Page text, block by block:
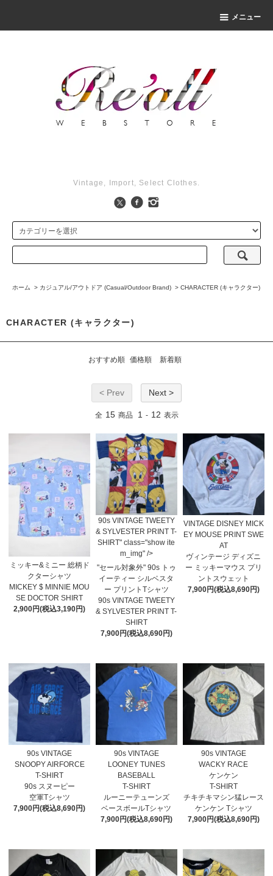
メニュー
Vintage, Import, Select Clothes.
ホーム > カジュアル/アウトドア (Casual/Outdoor Brand) > CHARACTER (キャラクター)
CHARACTER (キャラクター)
おすすめ順 価格順 新着順
< Prev Next >
全 15 商品 1 - 12 表示
ミッキー&ミニー 総柄ド
クターシャツ
MICKEY $ MINNIE MOU
SE DOCTOR SHIRT
2,900円(税込3,190円)
90s VINTAGE TWEETY
& SYLVESTER PRINT T-
SHIRT" class="show ite
m_img" />
"セール対象外" 90s トゥ
イーティー シルベスタ
ー プリントTシャツ
90s VINTAGE TWEETY
& SYLVESTER PRINT T-
SHIRT
7,900円(税込8,690円)
VINTAGE DISNEY MICK
EY MOUSE PRINT SWE
AT
ヴィンテージ ディズニ
ー ミッキーマウス プリ
ントスウェット
7,900円(税込8,690円)
90s VINTAGE
SNOOPY AIRFORCE
T-SHIRT
90s スヌーピー
空軍Tシャツ
7,900円(税込8,690円)
90s VINTAGE
LOONEY TUNES
BASEBALL
T-SHIRT
ルーニーテューンズ
ベースボールTシャツ
7,900円(税込8,690円)
90s VINTAGE
WACKY RACE
ケンケン
T-SHIRT
チキチキマシン猛レース
ケンケン Tシャツ
7,900円(税込8,690円)